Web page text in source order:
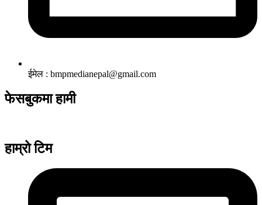
ईमेल : bmpmedianepal@gmail.com
फेसबुकमा हामी
हाम्रो टिम